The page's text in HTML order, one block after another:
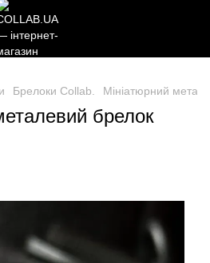
Брелоки Collab. Мініатюрний
брелок